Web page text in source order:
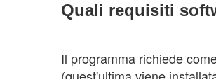
Quali requisiti
Il programma richiede